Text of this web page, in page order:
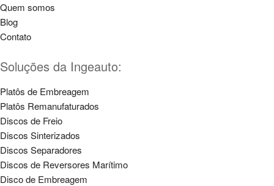
Quem somos
Blog
Contato
Soluções da Ingeauto:
Platôs de Embreagem
Platôs Remanufaturados
Discos de Freio
Discos Sinterizados
Discos Separadores
Discos de Reversores Marítimo
Disco de Embreagem